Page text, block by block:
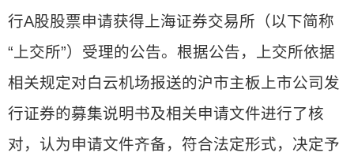
行A股股票申请获得上海证券交易所（以下简称
“上交所”）受理的公告。根据公告，上交所依据
相关规定对白云机场报送的沪市主板上市公司发
行证券的募集说明书及相关申请文件进行了核
对，认为申请文件齐备，符合法定形式，决定予